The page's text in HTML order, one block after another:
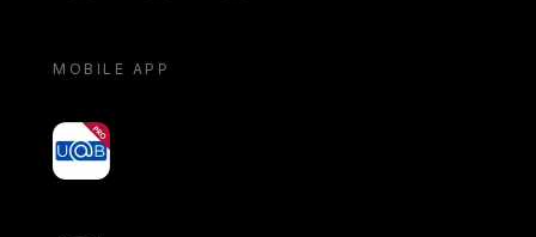
MOBILE APP
yoU@B